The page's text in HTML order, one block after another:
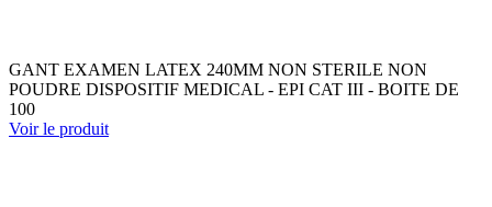
GANT EXAMEN LATEX 240MM NON STERILE NON
POUDRE DISPOSITIF MEDICAL - EPI CAT III - BOITE DE
100
Voir le produit